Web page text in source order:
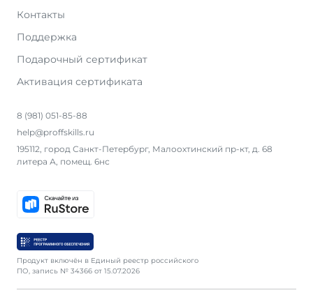
Контакты
Поддержка
Подарочный сертификат
Активация сертификата
8 (981) 051-85-88
help@proffskills.ru
195112, город Санкт-Петербург, Малоохтинский пр-кт, д. 68
литера А, помещ. 6нс
Продукт включён в Единый реестр российского
ПО, запись № 34366 от 15.07.2026